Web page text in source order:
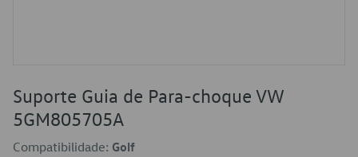
Suporte Guia de Para-choque VW
5GM805705A
Compatibilidade: Golf